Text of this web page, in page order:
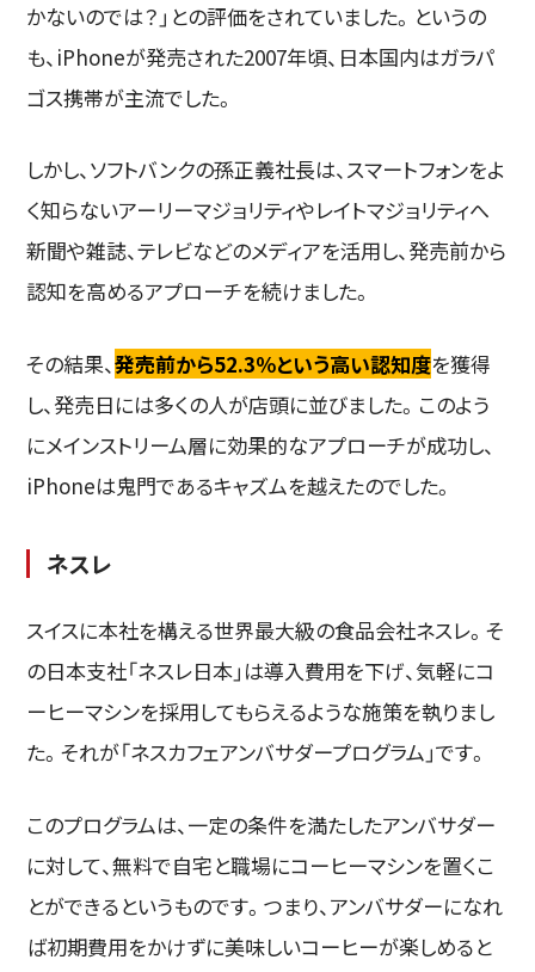
かないのでは？」との評価をされていました。というの
も、iPhoneが発売された2007年頃、日本国内はガラパ
ゴス携帯が主流でした。
しかし、ソフトバンクの孫正義社長は、スマートフォンをよ
く知らないアーリーマジョリティやレイトマジョリティへ
新聞や雑誌、テレビなどのメディアを活用し、発売前から
認知を高めるアプローチを続けました。
その結果、発売前から52.3％という高い認知度を獲得
し、発売日には多くの人が店頭に並びました。このよう
にメインストリーム層に効果的なアプローチが成功し、
iPhoneは鬼門であるキャズムを越えたのでした。
ネスレ
スイスに本社を構える世界最大級の食品会社ネスレ。そ
の日本支社「ネスレ日本」は導入費用を下げ、気軽にコ
ーヒーマシンを採用してもらえるような施策を執りまし
た。それが「ネスカフェアンバサダープログラム」です。
このプログラムは、一定の条件を満たしたアンバサダー
に対して、無料で自宅と職場にコーヒーマシンを置くこ
とができるというものです。つまり、アンバサダーになれ
ば初期費用をかけずに美味しいコーヒーが楽しめると